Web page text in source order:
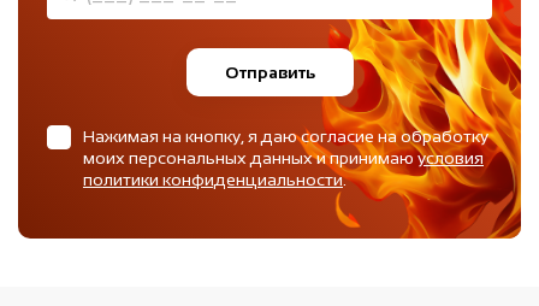
Отправить
Нажимая на кнопку, я даю согласие на обработку
моих персональных данных и принимаюусловия
политики конфиденциальности.